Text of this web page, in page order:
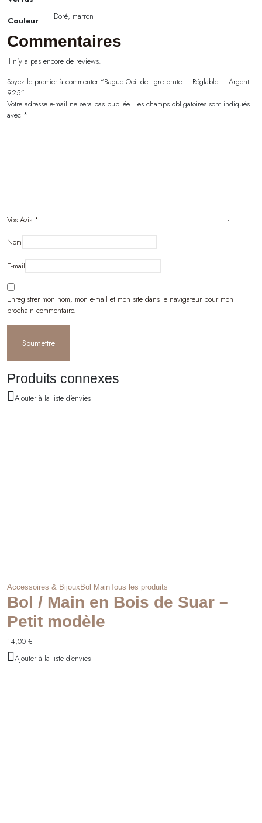
Couleur
Doré, marron
Commentaires
Il n'y a pas encore de reviews.
Soyez le premier à commenter “Bague Oeil de tigre brute – Réglable – Argent
925”
Votre adresse e-mail ne sera pas publiée. Les champs obligatoires sont indiqués
avec *
Vos Avis *
Nom
E-mail
Enregistrer mon nom, mon e-mail et mon site dans le navigateur pour mon
prochain commentaire.
Produits connexes
Ajouter à la liste d'envies
Accessoires & BijouxBol MainTous les produits
Bol / Main en Bois de Suar –
Petit modèle
14,00 €
Ajouter à la liste d'envies